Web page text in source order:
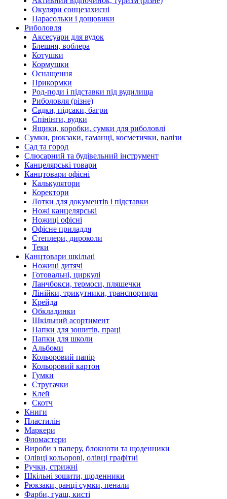
Окуляри сонцезахисні
Парасольки і дощовики
Риболовля
Аксесуари для вудок
Блешня, воблера
Котушки
Кормушки
Оснащення
Прикормки
Род-поди і підставки під вудилища
Риболовля (різне)
Садки, підсаки, багри
Спінінги, вудки
Ящики, коробки, сумки для риболовлі
Сумки, рюкзаки, гаманці, косметички, валізи
Сад та город
Слюсарний та будівельний інструмент
Канцелярські товари
Канцтовари офісні
Калькулятори
Коректори
Лотки для документів і підставки
Ножі канцелярські
Ножиці офісні
Офісне приладдя
Степлери, дироколи
Теки
Канцтовари шкільні
Ножиці дитячі
Готовальні, циркулі
Ланчбокси, термоси, пляшечки
Лінійки, трикутники, транспортири
Крейда
Обкладинки
Шкільний асортимент
Папки для зошитів, праці
Папки для школи
Альбоми
Кольоровий папір
Кольоровий картон
Гумки
Стругачки
Клей
Скотч
Книги
Пластилін
Маркери
Фломастери
Вироби з паперу, блокноти та щоденники
Олівці кольорові, олівці графітні
Ручки, стрижні
Шкільні зошити, щоденники
Рюкзаки, ранці сумки, пенали
Фарби, гуаш, кисті